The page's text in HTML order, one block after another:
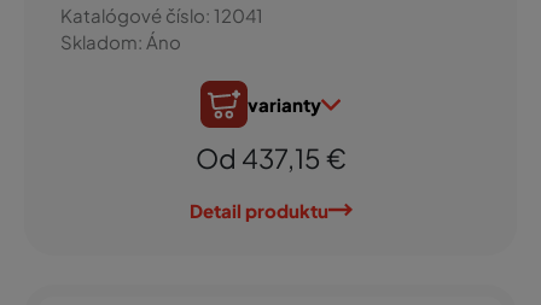
Katalógové číslo: 12041
Skladom: Áno
varianty
Od 437,15 €
Detail produktu